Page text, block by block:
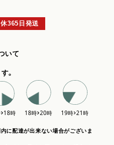
365日発送
いて
。
に配達が出来ない場合がございま